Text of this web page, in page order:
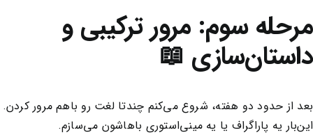
مرحله سوم: مرور ترکیبی و
داستان‌سازی 📖
بعد از حدود دو هفته، شروع می‌کنم چندتا لغت رو باهم مرور کردن.
این‌بار یه پاراگراف یا یه مینی‌استوری باهاشون می‌سازم.